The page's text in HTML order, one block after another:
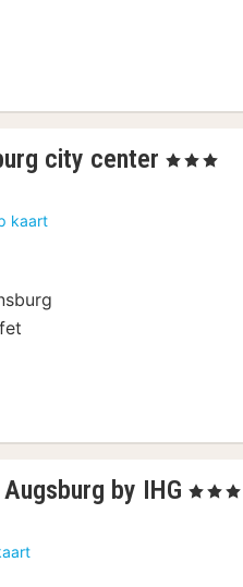
city center 1
, 3 Sterren
kaart
by IHG 1
, 3 Sterren